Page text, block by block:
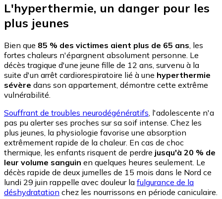
L'hyperthermie, un danger pour les
plus jeunes
Bien que 85 % des victimes aient plus de 65 ans , les
fortes chaleurs n'épargnent absolument personne. Le
décès tragique d'une jeune fille de 12 ans, survenu à la
suite d'un arrêt cardiorespiratoire lié à une hyperthermie
sévère dans son appartement, démontre cette extrême
vulnérabilité.
Souffrant de troubles neurodégénératifs , l'adolescente n'a
pas pu alerter ses proches sur sa soif intense. Chez les
plus jeunes, la physiologie favorise une absorption
extrêmement rapide de la chaleur. En cas de choc
thermique, les enfants risquent de perdre jusqu'à 20 % de
leur volume sanguin en quelques heures seulement. Le
décès rapide de deux jumelles de 15 mois dans le Nord ce
lundi 29 juin rappelle avec douleur la fulgurance de la
déshydratation chez les nourrissons en période caniculaire.